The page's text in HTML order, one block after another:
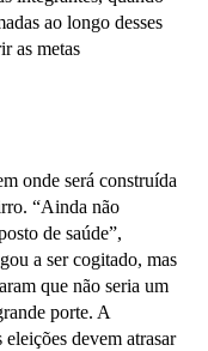
ao longo desses
as metas
onde será construída
“Ainda não
de saúde”,
a ser cogitado, mas
que não seria um
porte. A
devem atrasar